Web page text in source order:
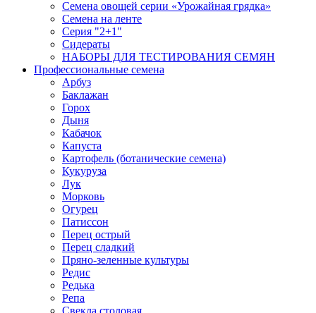
Семена овощей серии «Урожайная грядка»
Семена на ленте
Серия "2+1"
Сидераты
НАБОРЫ ДЛЯ ТЕСТИРОВАНИЯ СЕМЯН
Профессиональные семена
Арбуз
Баклажан
Горох
Дыня
Кабачок
Капуста
Картофель (ботанические семена)
Кукуруза
Лук
Морковь
Огурец
Патиссон
Перец острый
Перец сладкий
Пряно-зеленные культуры
Редис
Редька
Репа